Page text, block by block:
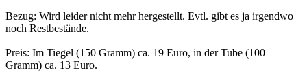
Bezug: Wird leider nicht mehr hergestellt. Evtl. gibt es ja irgendwo
noch Restbestände.
Preis: Im Tiegel (150 Gramm) ca. 19 Euro, in der Tube (100
Gramm) ca. 13 Euro.